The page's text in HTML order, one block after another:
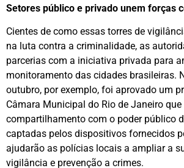
Setores público e privado unem forças
Cientes de como essas torres de
na luta contra a criminalidade, as
parcerias com a iniciativa privada para
monitoramento das cidades brasileiras.
outubro, por exemplo, foi aprovado um
Câmara Municipal do Rio de Janeiro
compartilhamento com o poder público
captadas pelos dispositivos fornecidos
ajudarão as polícias locais a ampliar a
vigilância e prevenção a crimes.